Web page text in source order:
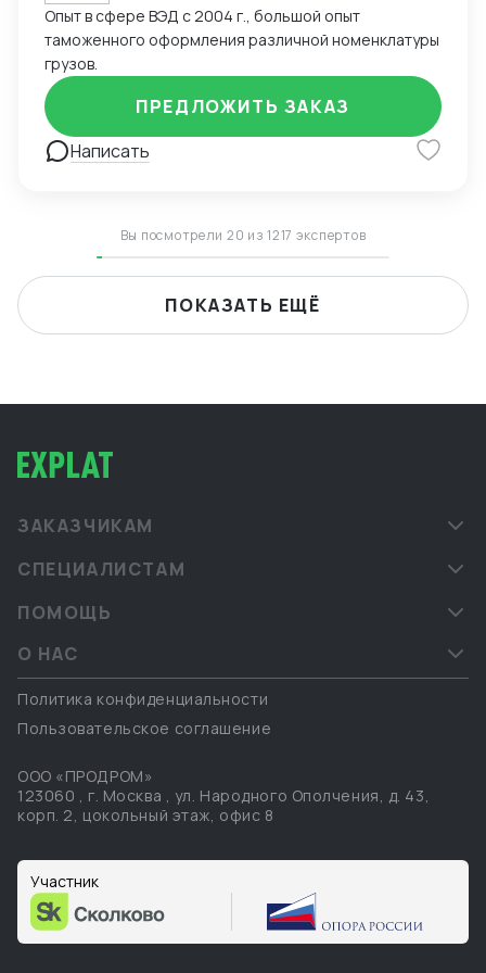
Опыт в сфере ВЭД с 2004 г., большой опыт
таможенного оформления различной номенклатуры
грузов.
Написать
ПРЕДЛОЖИТЬ ЗАКАЗ
Вы посмотрели 20 из 1217 экспертов
ПОКАЗАТЬ ЕЩЁ
ЗАКАЗЧИКАМ
СПЕЦИАЛИСТАМ
ПОМОЩЬ
О НАС
Политика конфиденциальности
Пользовательское соглашение
ООО «ПРОДРОМ»
123060 , г. Москва , ул. Народного Ополчения, д. 43,
корп. 2, цокольный этаж, офис 8
Участник